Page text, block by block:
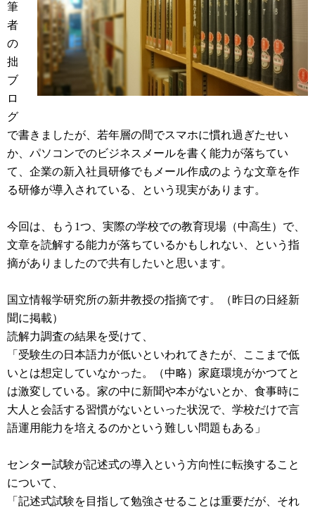
筆
者
の
拙
ブ
ロ
グ
で書きましたが、若年層の間でスマホに慣れ過ぎたせい
か、パソコンでのビジネスメールを書く能力が落ちてい
て、企業の新入社員研修でもメール作成のような文章を作
る研修が導入されている、という現実があります。
今回は、もう1つ、実際の学校での教育現場（中高生）で、
文章を読解する能力が落ちているかもしれない、という指
摘がありましたので共有したいと思います。
国立情報学研究所の新井教授の指摘です。（昨日の日経新
聞に掲載）
読解力調査の結果を受けて、
「受験生の日本語力が低いといわれてきたが、ここまで低
いとは想定していなかった。（中略）家庭環境がかつてと
は激変している。家の中に新聞や本がないとか、食事時に
大人と会話する習慣がないといった状況で、学校だけで言
語運用能力を培えるのかという難しい問題もある」
センター試験が記述式の導入という方向性に転換すること
について、
「記述式試験を目指して勉強させることは重要だが、それ